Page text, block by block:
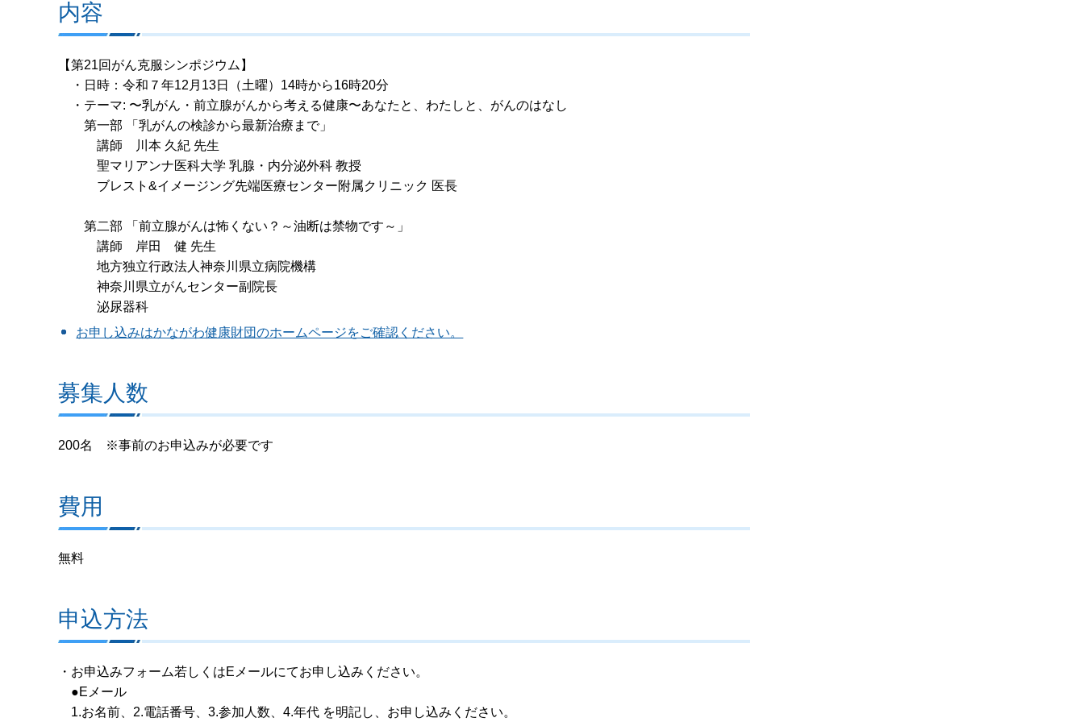
内容
【第21回がん克服シンポジウム】
・日時：令和７年12月13日（土曜）14時から16時20分
・テーマ: 〜乳がん・前立腺がんから考える健康〜あなたと、わたしと、がんのはなし
第一部 「乳がんの検診から最新治療まで」
講師 川本 久紀 先生
聖マリアンナ医科大学 乳腺・内分泌外科 教授
ブレスト&イメージング先端医療センター附属クリニック 医長
第二部 「前立腺がんは怖くない？～油断は禁物です～」
講師 岸田 健 先生
地方独立行政法人神奈川県立病院機構
神奈川県立がんセンター副院長
泌尿器科
お申し込みはかながわ健康財団のホームページをご確認ください。
募集人数
200名 ※事前のお申込みが必要です
費用
無料
申込方法
・お申込みフォーム若しくはEメールにてお申し込みください。
●Eメール
1.お名前、2.電話番号、3.参加人数、4.年代 を明記し、お申し込みください。